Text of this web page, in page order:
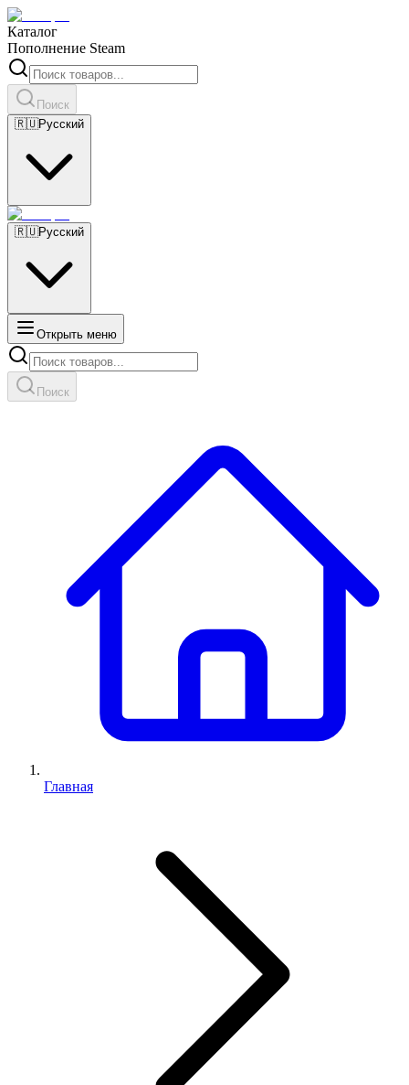
Каталог
Пополнение Steam
Поиск
🇷🇺Русский
🇷🇺Русский
Открыть меню
Поиск
Главная